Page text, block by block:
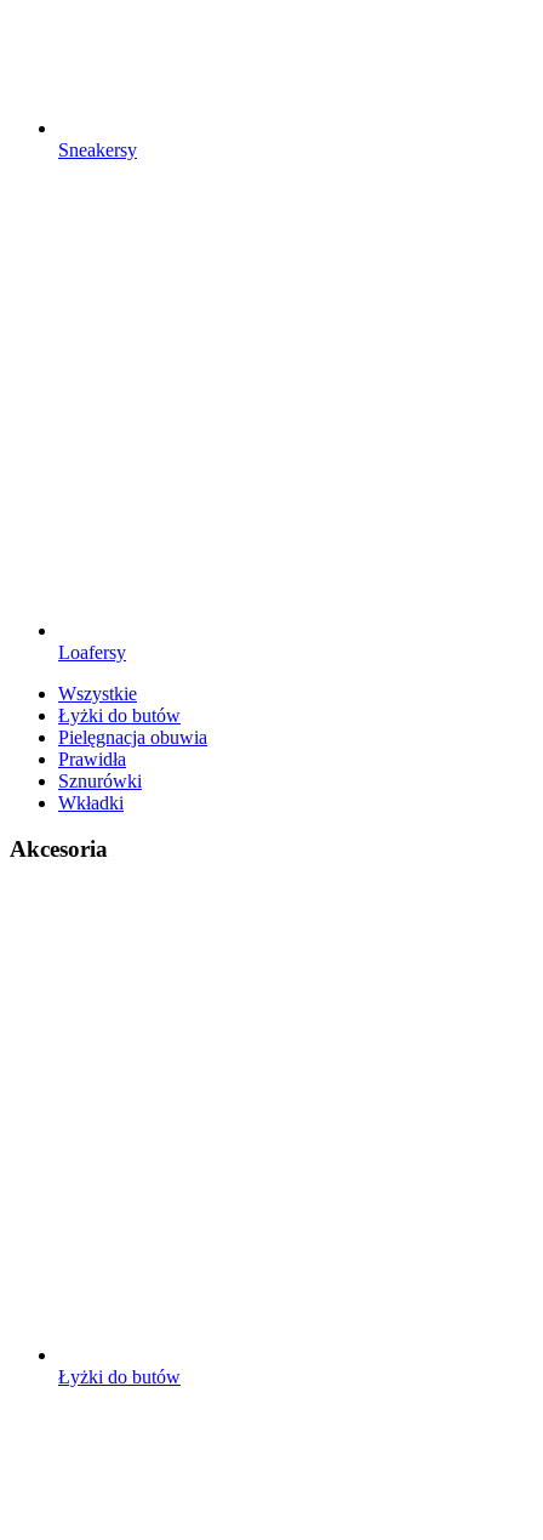
Sneakersy
Loafersy
Wszystkie
Łyżki do butów
Pielęgnacja obuwia
Prawidła
Sznurówki
Wkładki
Akcesoria
Łyżki do butów